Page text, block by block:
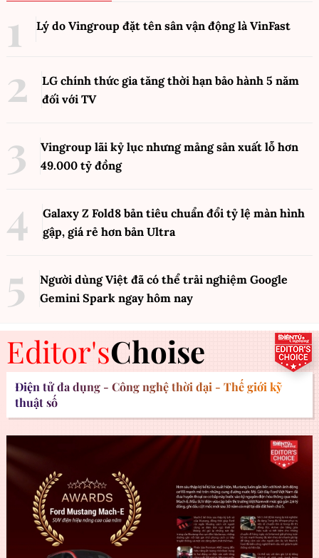
Lý do Vingroup đặt tên sân vận động là VinFast
LG chính thức gia tăng thời hạn bảo hành 5 năm
đối với TV
Vingroup lãi kỷ lục nhưng mảng sản xuất lỗ hơn
49.000 tỷ đồng
Galaxy Z Fold8 bản tiêu chuẩn đổi tỷ lệ màn hình
gập, giá rẻ hơn bản Ultra
Người dùng Việt đã có thể trải nghiệm Google
Gemini Spark ngay hôm nay
Editor'sChoise
Điện tử đa dụng - Công nghệ thời đại - Thế giới kỹ
thuật số